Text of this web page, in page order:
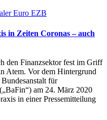
Euro EZB
in Zeiten Coronas – auch
den Finanzsektor fest im Griff
Atem. Vor dem Hintergrund
für
am 24. März 2020
in einer Pressemitteilung